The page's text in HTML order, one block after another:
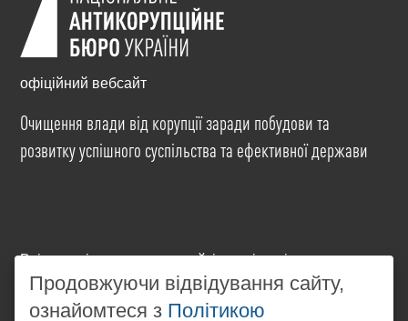
офіційний вебсайт
Очищення влади від корупції заради побудови та
розвитку успішного суспільства та ефективної держави
Всі матеріали на цьому сайті розміщені на умовах
ліцензіїCreative Commons Attribution-NonCommercial-
NoDerivatives 4.0 International. Використання будь-
Продовжуючи відвідування сайту,
ознайомтеся з Політикою